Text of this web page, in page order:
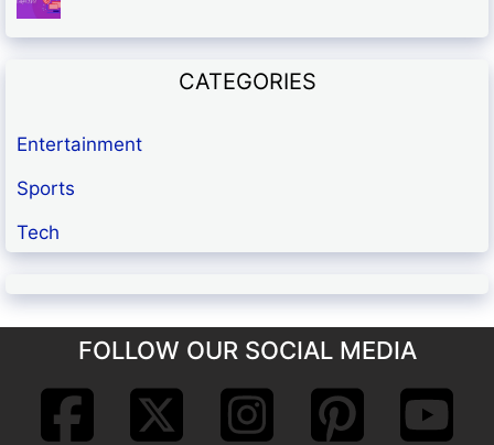
CATEGORIES
Entertainment
Sports
Tech
FOLLOW OUR SOCIAL MEDIA